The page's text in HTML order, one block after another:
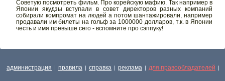
Советую посмотреть фильм. Про корейскую мафию. Так например в
Японии якудзы вступали в совет директоров разных компаний
собирали компромат на людей а потом шантажировали, например
продавали им билеты на гольф за 1000000 долларов, т.к. в Японии
честь и имя превыше сего - вспомните про сэппуку!
администрация | правила | справка | реклама | для правообладателей |